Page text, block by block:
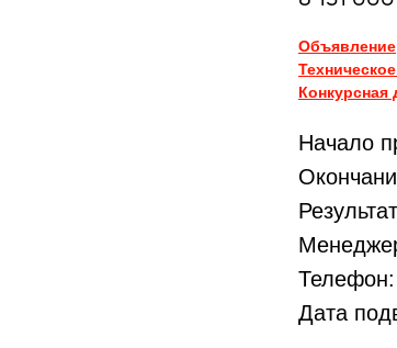
Объявление
Конкурсная
Начало
Дата